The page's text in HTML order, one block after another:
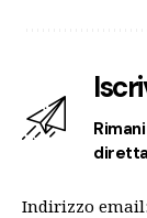
Indirizzo email: